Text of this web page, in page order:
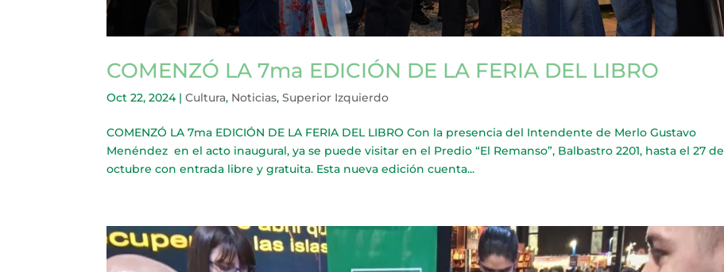
COMENZÓ LA 7ma EDICIÓN DE LA FERIA DEL LIBRO
Oct 22, 2024|Cultura, Noticias,Superior Izquierdo
COMENZÓ LA 7ma EDICIÓN DE LA FERIA DEL LIBRO Con la presencia del Intendente de Merlo Gustavo
Menéndez en el acto inaugural, ya se puede visitar en el Predio “El Remanso”, Balbastro 2201, hasta el 27 de
octubre con entrada libre y gratuita. Esta nueva edición cuenta...